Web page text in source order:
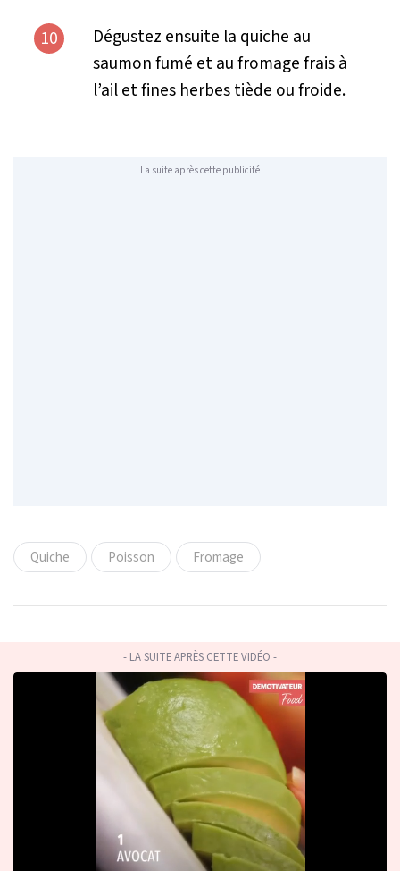
10
Dégustez ensuite la quiche au
saumon fumé et au fromage frais à
l’ail et fines herbes tiède ou froide.
La suite après cette publicité
Quiche Poisson Fromage
- LA SUITE APRÈS CETTE VIDÉO -